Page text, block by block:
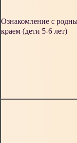
Ознакомление с
краем (дети 5-6 лет)